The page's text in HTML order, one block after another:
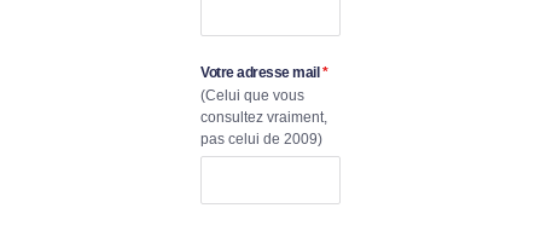
Votre adresse mail *
(Celui que vous
consultez vraiment,
pas celui de 2009)